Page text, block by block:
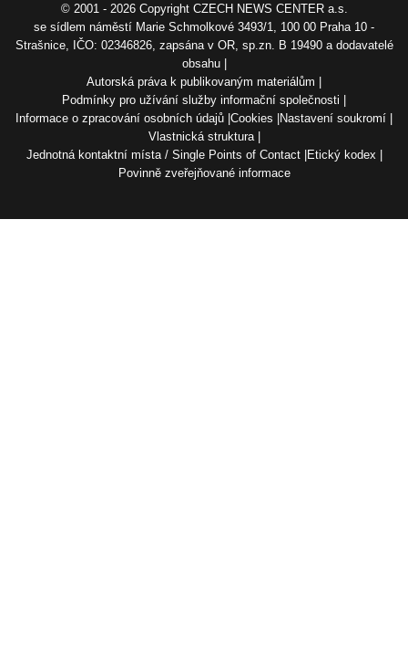
© 2001 - 2026 Copyright CZECH NEWS CENTER a.s.
se sídlem náměstí Marie Schmolkové 3493/1, 100 00 Praha 10 -
Strašnice, IČO: 02346826, zapsána v OR, sp.zn. B 19490 a dodavatelé
obsahu
Autorská práva k publikovaným materiálům
Podmínky pro užívání služby informační společnosti
Informace o zpracování osobních údajů Cookies Nastavení soukromí
Vlastnická struktura
Jednotná kontaktní místa / Single Points of Contact Etický kodex
Povinně zveřejňované informace